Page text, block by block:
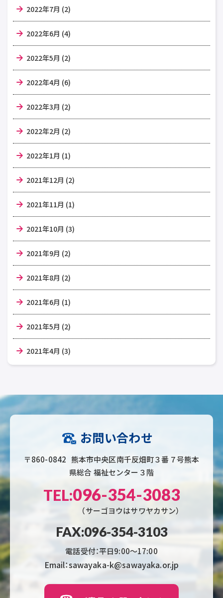
2022年7月 (2)
2022年6月 (4)
2022年5月 (2)
2022年4月 (6)
2022年3月 (2)
2022年2月 (2)
2022年1月 (1)
2021年12月 (2)
2021年11月 (1)
2021年10月 (3)
2021年9月 (2)
2021年8月 (2)
2021年6月 (1)
2021年5月 (2)
2021年4月 (3)
お問い合わせ
〒860-0842 熊本市中央区南千反畑町３番７号熊本
県総合 福祉センター３階
TEL:096-354-3083
（サーゴヨウはサワヤカサン）
FAX:096-354-3103
電話受付：平日9:00〜17:00
Email：sawayaka-k@sawayaka.or.jp